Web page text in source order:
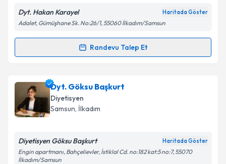
Kişisel verilerimin işlenmesine ilişkin
Metni'ni okudum ve kişisel verilerimin belirtilen
Takvim Talebini Gönder
Dyt. Hakan Karayel Haritada Göster
Adalet, Gümüşhane Sk. No:26/1, 55060 İlkadım/Samsun
Randevu Talep Et
Randevu Takvimi Talebi
Dyt. Hakan Karayeliçin randevu takvimi talebi
oluşturun. Size bu uzmandan randevu almanız için bir
takvim hazırlandığında e-posta ile bilgilendireceğiz.
Dyt. Göksu Başkurt
Diyetisyen
Samsun, İlkadım
Diyetisyen Göksu Başkurt Haritada Göster
Engin apartmanı, Bahçelievler, İstiklal Cd. no:182 kat:5 no:7, 55070
İlkadım/Samsun